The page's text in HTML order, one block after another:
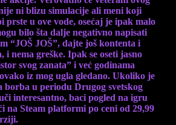
ni blizu simulacije ali meni koji
prste u ove vode, osećaj je ipak malo
bilo šta dalje negativno napisati
“JOŠ JOŠ”, dajte još kontenta i
nema greške. Ipak se oseti jasno
svog zanata” i već godinama
iz mog ugla gledano. Ukoliko je
borba u periodu Drugog svetskog
interesantno, baci pogled na igru
na Steam platformi po ceni od 29,99